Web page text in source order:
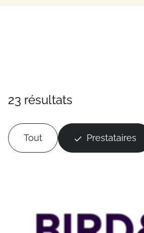
23 résultats
Tout Prestataires